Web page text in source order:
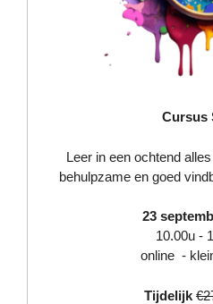
Cursus
Leer in een ochtend
behulpzame en goed
23
10.00u -
online -
Tijdelijk